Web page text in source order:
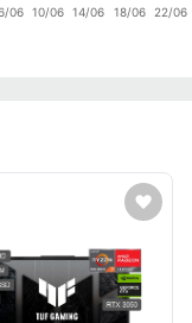
06 10/06 14/06 18/06 22/06